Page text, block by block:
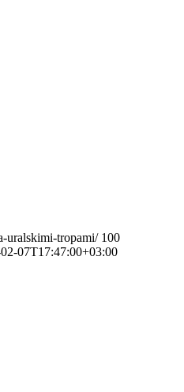
uralskimi-tropami/ 100
07T17:47:00+03:00